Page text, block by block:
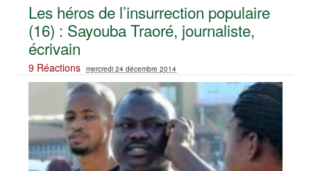
Les héros de l’insurrection populaire
(16) : Sayouba Traoré, journaliste,
écrivain
9 Réactions mercredi 24 décembre 2014